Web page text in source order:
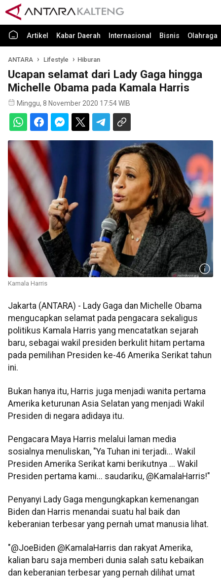
Artikel Kabar Daerah Internasional Bisnis Olahraga
ANTARA Lifestyle Hiburan
Ucapan selamat dari Lady Gaga hingga
Michelle Obama pada Kamala Harris
Minggu, 8 November 2020 17:54 WIB
Kamala Harris
Jakarta (ANTARA) - Lady Gaga dan Michelle Obama
mengucapkan selamat pada pengacara sekaligus
politikus Kamala Harris yang mencatatkan sejarah
baru, sebagai wakil presiden berkulit hitam pertama
pada pemilihan Presiden ke-46 Amerika Serikat tahun
ini.
Bukan hanya itu, Harris juga menjadi wanita pertama
Amerika keturunan Asia Selatan yang menjadi Wakil
Presiden di negara adidaya itu.
Pengacara Maya Harris melalui laman media
sosialnya menuliskan, "Ya Tuhan ini terjadi... Wakil
Presiden Amerika Serikat kami berikutnya ... Wakil
Presiden pertama kami... saudariku, @KamalaHarris!"
Penyanyi Lady Gaga mengungkapkan kemenangan
Biden dan Harris menandai suatu hal baik dan
keberanian terbesar yang pernah umat manusia lihat.
"@JoeBiden @KamalaHarris dan rakyat Amerika,
kalian baru saja memberi dunia salah satu kebaikan
dan keberanian terbesar yang pernah dilihat umat